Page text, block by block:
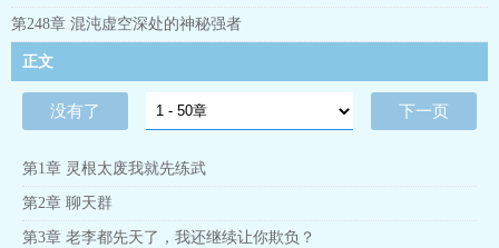
修仙界闯出赫赫威名！作者声明，本书有与主角暧昧不清的女配
角，但绝对无女主！
第248章 混沌虚空深处的神秘强者
正文
没有了 下一页
第1章 灵根太废我就先练武
第2章 聊天群
第3章 老李都先天了，我还继续让你欺负？